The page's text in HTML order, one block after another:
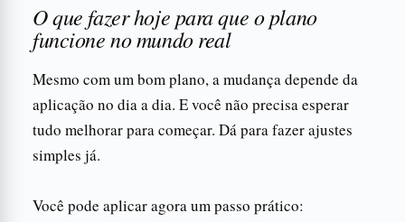
O que fazer hoje para que o plano
funcione no mundo real
Mesmo com um bom plano, a mudança depende da
aplicação no dia a dia. E você não precisa esperar
tudo melhorar para começar. Dá para fazer ajustes
simples já.
Você pode aplicar agora um passo prático: